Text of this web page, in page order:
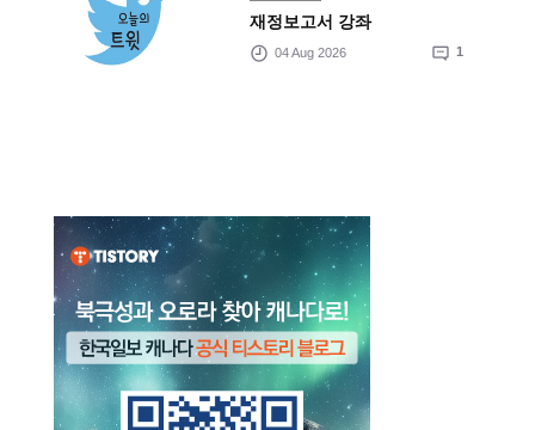
재정보고서 강좌
04 Aug 2026 1